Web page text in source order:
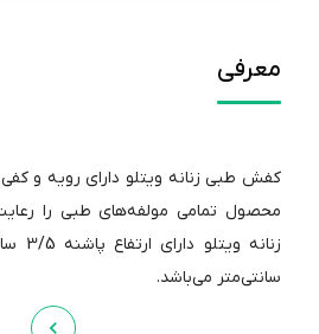
معرفی
کفش طبی زنانه ویتلو دارای رویه و کفی
محصول تمامی مولفه‌های طبی را رعایت
سانتی‌متر می‌باشد.